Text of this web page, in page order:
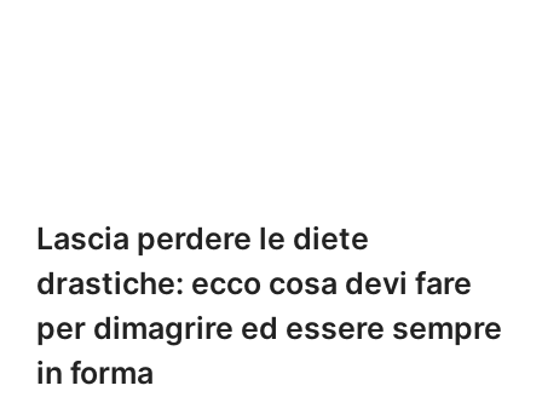
Lascia perdere le diete
drastiche: ecco cosa devi fare
per dimagrire ed essere sempre
in forma